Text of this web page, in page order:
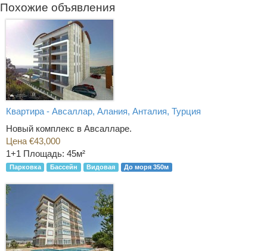
Похожие объявления
Квартира - Авсаллар, Алания, Анталия, Турция
Новый комплекс в Авсалларе.
Цена €43,000
1+1 Площадь: 45м²
Парковка Бассейн Видовая До моря 350м